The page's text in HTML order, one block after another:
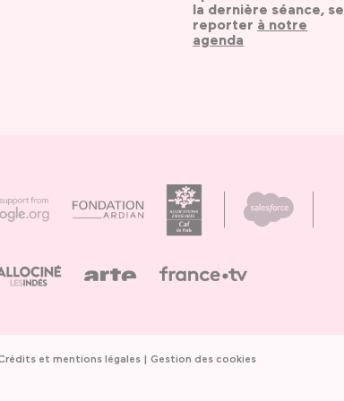
la dernière séance, se
reporter à notre
agenda
et mentions légales Gestion des cookies